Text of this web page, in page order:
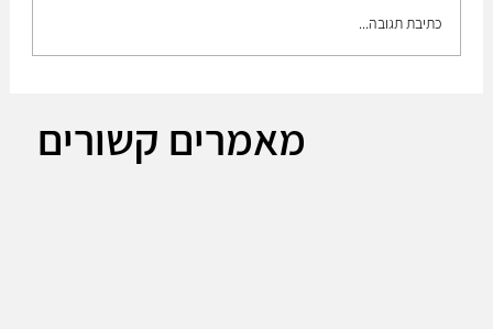
כתיבת תגובה...
מאמרים קשורים